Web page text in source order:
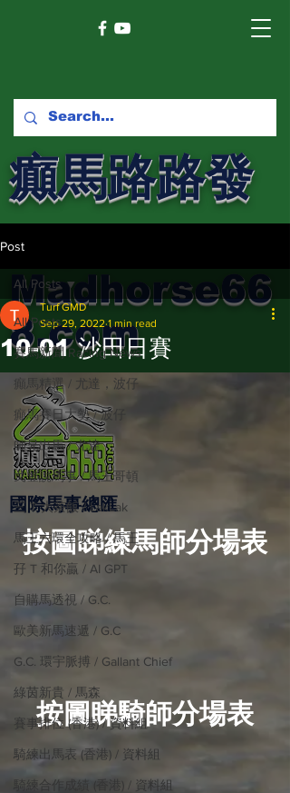
癲馬路路發
馬網
Madhorse66
8.com
國際​馬事總匯
Post
All Posts
賽馬新聞 Racing News
癲馬精選 / 尤達，波仔
癲馬賽日大勢 / 波仔
師兄出馬 / 尤達
戈登說馬事 / 馬王哥頓
三 T 大茶飯 / LakLak
馬王六環全攻略 / 馬王
孖 T 和你贏 / AI GPT
自購馬透視 / G.C.
歐美新馬速遞 / G.C
G.C. 環宇脈搏 / Gallant Chief
綠茵新貴 / 馬森
賽事排位 (香港) / 資料組
騎練出馬表 (香港) / 資料組
騎練合作成績 (香港) / 資料組
All Posts
10-01 沙田日賽
Turf GMD
Sep 29, 2022 1 min read
按圖睇練馬師分場表
按圖睇騎師分場表